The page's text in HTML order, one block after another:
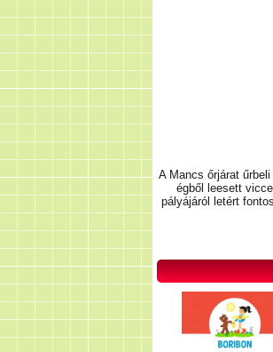
A Mancs őrjárat
égből leesett
pályájáról letért